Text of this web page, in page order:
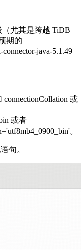
尤其是跨越 TiDB
期的
java-5.1.49
或
或者
。
句。